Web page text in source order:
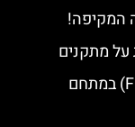
המקיפה!
על מתקנים
רכבת הרים פיוריוס באקו (Furius Baco) במתחם